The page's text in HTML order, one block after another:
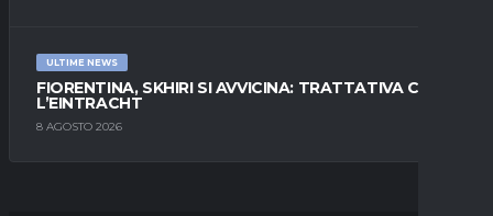
ULTIME NEWS
FIORENTINA, SKHIRI SI AVVICINA: TRATTATIVA CON
L’EINTRACHT
8 AGOSTO 2026